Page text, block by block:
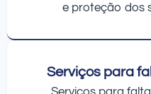
e proteção dos
Serviços para